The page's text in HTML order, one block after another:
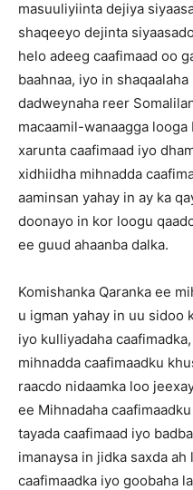
masuuliyiinta dejiya
shaqeeyo dejinta
helo adeeg caafimaad oo
baahnaa, iyo in
dadweynaha reer
macaamil-wanaagga
xarunta caafimaad iyo
xidhiidha mihnadda
aaminsan yahay in ay ka
doonayo in kor loogu
ee guud ahaanba dalka.
Komishanka Qaranka ee
u igman yahay in uu sidoo
iyo kulliyadaha
mihnadda caafimaadku
raacdo nidaamka loo
ee Mihnadaha
tayada caafimaad iyo
imanaysa in jidka saxda
caafimaadka iyo goobaha